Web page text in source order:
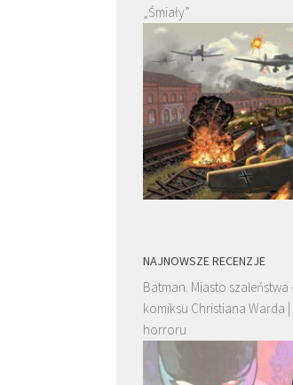
„Śmiały”
NAJNOWSZE RECENZJE
Batman. Miasto szaleństwa
komiksu Christiana Warda
horroru